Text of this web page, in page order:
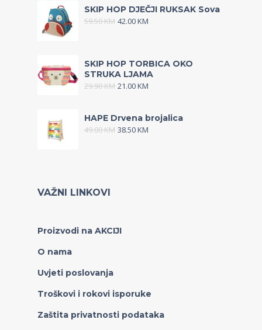
SKIP HOP DJEČJI RUKSAK Sova
59.50KM 42.00KM
SKIP HOP TORBICA OKO
STRUKA LJAMA
29.90KM 21.00KM
HAPE Drvena brojalica
49.00KM 38.50KM
VAŽNI LINKOVI
Proizvodi na AKCIJI
O nama
Uvjeti poslovanja
Troškovi i rokovi isporuke
Zaštita privatnosti podataka